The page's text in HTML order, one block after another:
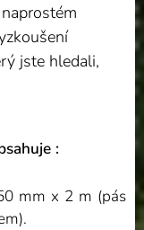
jste hledali,
:
mm x 2 m (pás